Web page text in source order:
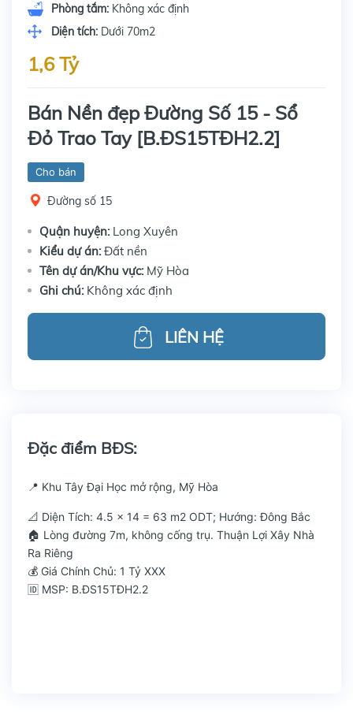
Phòng tắm: Không xác định
Diện tích: Dưới 70m2
1,6 Tỷ
Bán Nền đẹp Đường Số 15 - Sổ
Đỏ Trao Tay [B.ĐS15TĐH2.2]
Cho bán
Đường số 15
Quận huyện: Long Xuyên
Kiểu dự án:Đất nền
Tên dự án/Khu vực: Mỹ Hòa
Ghi chú: Không xác định
LIÊN HỆ
Đặc điểm BĐS:
📍 Khu Tây Đại Học mở rộng, Mỹ Hòa
📐 Diện Tích: 4.5 x 14 = 63 m2 ODT; Hướng: Đông Bắc
🏠 Lòng đường 7m, không cống trụ. Thuận Lợi Xây Nhà
Ra Riêng
💰 Giá Chính Chủ: 1 Tỷ XXX
🆔 MSP: B.ĐS15TĐH2.2